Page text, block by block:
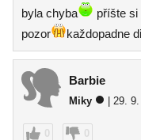
byla chyba
příšte si
pozor
každopadne
Barbie
Miky | 29.
0 0